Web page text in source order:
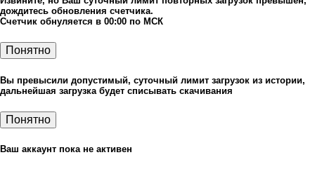
дождитесь обновления счетчика.
Счетчик обнуляется в 00:00 по МСК
Понятно
Вы превысили допустимый, суточный лимит загрузок из истории,
дальнейшая загрузка будет списывать скачивания
Понятно
Ваш аккаунт пока не активен